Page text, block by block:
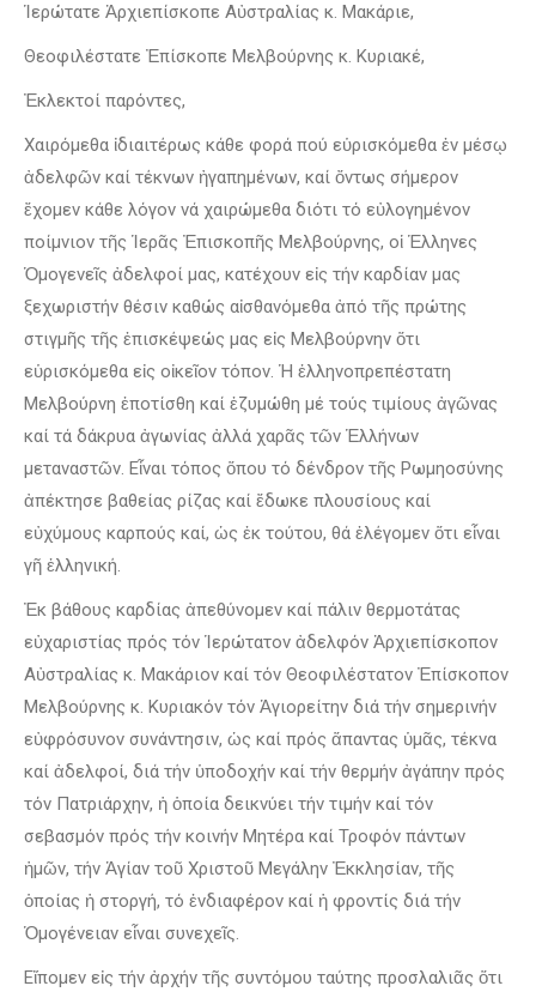
Ἱερώτατε Ἀρχιεπίσκοπε Αὐστραλίας κ. Μακάριε,
Θεοφιλέστατε Ἐπίσκοπε Μελβούρνης κ. Κυριακέ,
Ἐκλεκτοί παρόντες,
Χαιρόμεθα ἰδιαιτέρως κάθε φορά πού εὑρισκόμεθα ἐν μέσῳ
ἀδελφῶν καί τέκνων ἠγαπημένων, καί ὄντως σήμερον
ἔχομεν κάθε λόγον νά χαιρώμεθα διότι τό εὐλογημένον
ποίμνιον τῆς Ἱερᾶς Ἐπισκοπῆς Μελβούρνης, οἱ Ἑλληνες
Ὁμογενεῖς ἀδελφοί μας, κατέχουν εἰς τήν καρδίαν μας
ξεχωριστήν θέσιν καθώς αἰσθανόμεθα ἀπό τῆς πρώτης
στιγμῆς τῆς ἐπισκέψεώς μας εἰς Μελβούρνην ὅτι
εὑρισκόμεθα εἰς οἰκεῖον τόπον. Ἡ ἑλληνοπρεπέστατη
Μελβούρνη ἐποτίσθη καί ἐζυμώθη μέ τούς τιμίους ἀγῶνας
καί τά δάκρυα ἀγωνίας ἀλλά χαρᾶς τῶν Ἑλλήνων
μεταναστῶν. Εἶναι τόπος ὅπου τό δένδρον τῆς Ρωμηοσύνης
ἀπέκτησε βαθείας ρίζας καί ἔδωκε πλουσίους καί
εὐχύμους καρπούς καί, ὡς ἐκ τούτου, θά ἐλέγομεν ὅτι εἶναι
γῆ ἑλληνική.
Ἐκ βάθους καρδίας ἀπεθύνομεν καί πάλιν θερμοτάτας
εὐχαριστίας πρός τόν Ἱερώτατον ἀδελφόν Ἀρχιεπίσκοπον
Αὐστραλίας κ. Μακάριον καί τόν Θεοφιλέστατον Ἐπίσκοπον
Μελβούρνης κ. Κυριακόν τόν Ἁγιορείτην διά τήν σημερινήν
εὐφρόσυνον συνάντησιν, ὡς καί πρός ἅπαντας ὑμᾶς, τέκνα
καί ἀδελφοί, διά τήν ὑποδοχήν καί τήν θερμήν ἀγάπην πρός
τόν Πατριάρχην, ἡ ὁποία δεικνύει τήν τιμήν καί τόν
σεβασμόν πρός τήν κοινήν Μητέρα καί Τροφόν πάντων
ἡμῶν, τήν Ἁγίαν τοῦ Χριστοῦ Μεγάλην Ἐκκλησίαν, τῆς
ὁποίας ἡ στοργή, τό ἐνδιαφέρον καί ἡ φροντίς διά τήν
Ὁμογένειαν εἶναι συνεχεῖς.
Εἴπομεν εἰς τήν ἀρχήν τῆς συντόμου ταύτης προσλαλιᾶς ὅτι